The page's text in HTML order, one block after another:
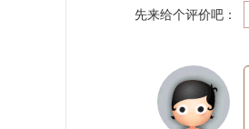
先来给个评价吧：